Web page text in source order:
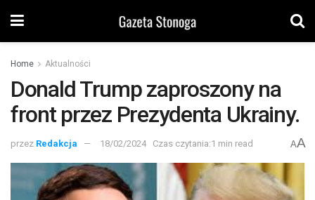
Home Aktualności
Donald Trump zaproszony na
front przez Prezydenta Ukrainy.
przez Redakcja 18/02/2024 Czas czytania:1 min read AA